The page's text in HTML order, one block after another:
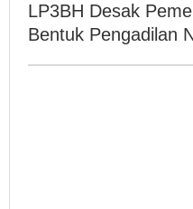
dan
MA
LP3BH Desak
Bentuk Pengadilan